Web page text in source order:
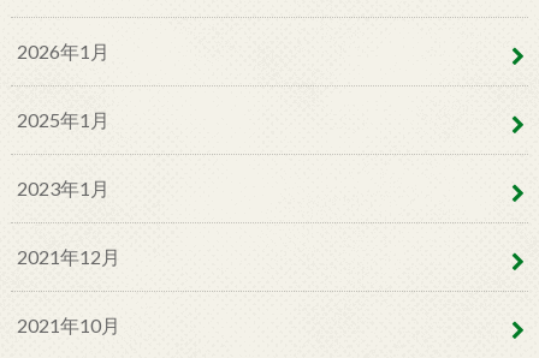
2026年1月
2025年1月
2023年1月
2021年12月
2021年10月